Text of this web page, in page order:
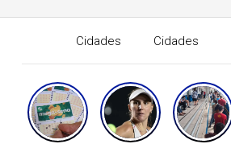
Cidades Cidades